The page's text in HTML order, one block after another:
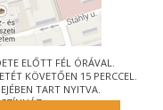
ELŐTT FÉL ÓRÁVAL.
KÖVETŐEN 15 PERCCEL.
TART NYITVA.